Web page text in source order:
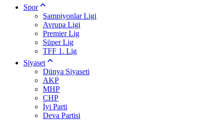
Spor
Şampiyonlar Ligi
Avrupa Ligi
Premier Lig
Süper Lig
TFF 1. Lig
Siyaset
Dünya Siyaseti
AKP
MHP
CHP
İyi Parti
Deva Partisi